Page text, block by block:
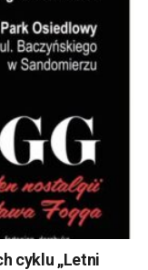
cyklu „Letni